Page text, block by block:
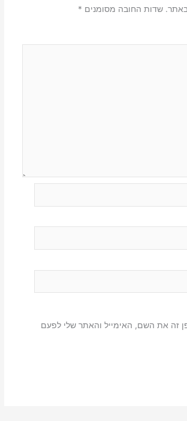
באתר. שדות החובה מסומנים *
זה את השם, האימייל והאתר שלי לפעם